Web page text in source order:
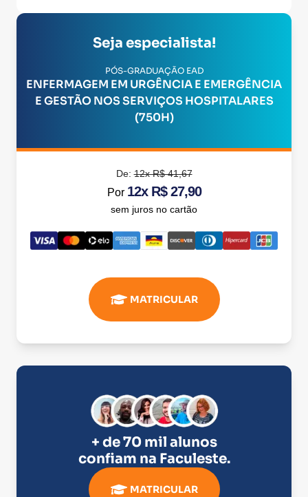
Seja especialista!
PÓS-GRADUAÇÃO EAD
ENFERMAGEM EM URGÊNCIA E EMERGÊNCIA
E GESTÃO NOS SERVIÇOS HOSPITALARES
(750H)
De:12x R$ 41,67
Por 12x R$ 27,90
sem juros no cartão
MATRICULAR
+ de 70 mil alunos
confiam na Faculeste.
MATRICULAR